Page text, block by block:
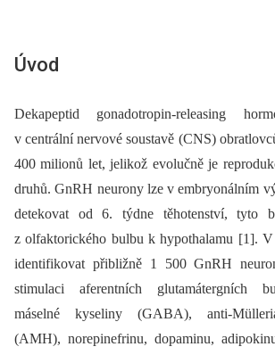
Úvod
Dekapeptid gonadotropin-releasing
v centrální nervové soustavě (CNS)
400 milionů let, jelikož evolučně je
druhů. GnRH neurony lze v embryonálním
detekovat od 6. týdne těhotenství, tyto
z olfaktorického bulbu k hypothalamu [1].
identifikovat přibližně 1 500 GnRH
stimulaci aferentních glutamátergních
máselné kyseliny (GABA), anti-
(AMH), norepinefrinu, dopaminu,